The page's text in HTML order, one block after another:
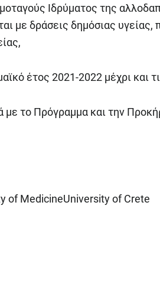
Ιδρύματος της
με δράσεις δημόσιας
έτος 2021-2022 μέχρι και
το Πρόγραμμα και την
of MedicineUniversity of Crete